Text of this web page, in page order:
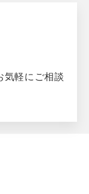
気軽にご相談